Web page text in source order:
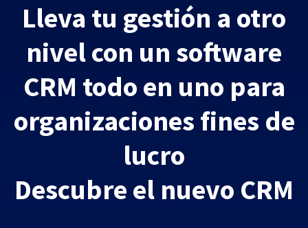
Lleva tu gestión a otro
nivel con un software
CRM todo en uno para
organizaciones fines de
lucro
Descubre el nuevo CRM